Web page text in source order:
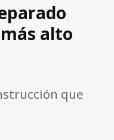
alto
que